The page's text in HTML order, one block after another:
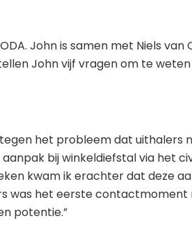
John is samen met Niels
John vijf vragen om te
het probleem dat uithalers
bij winkeldiefstal via het
kwam ik erachter dat deze
was het eerste contactmoment
potentie.”